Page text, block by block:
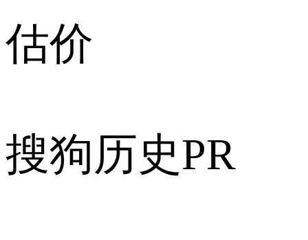
估价
搜狗历史PR